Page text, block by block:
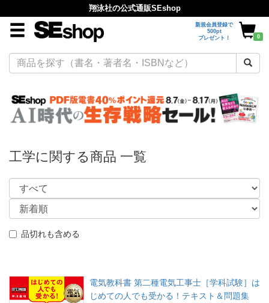
翔泳社の公式通販SEshop
新規会員登録で
500pt
プレゼント！
0
工学に関する商品 一覧
品切れも含める
電気教科書 第二種電気工事士［学科試験］は
じめての人でも受かる！テキスト＆問題集